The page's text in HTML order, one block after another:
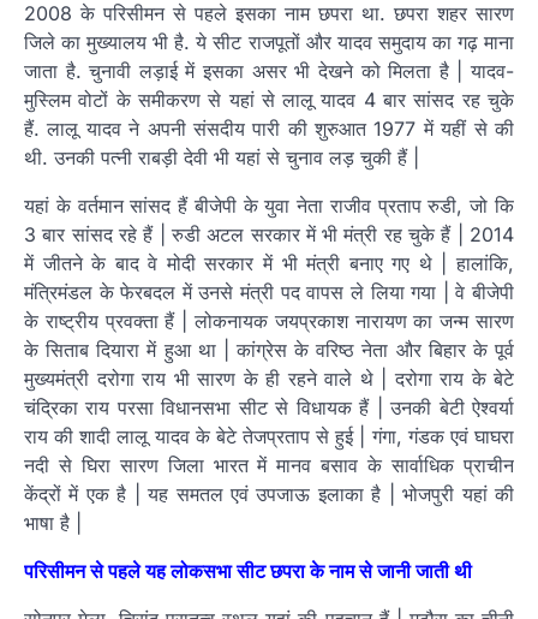
2008 के परिसीमन से पहले इसका नाम छपरा था. छपरा शहर सारण
जिले का मुख्यालय भी है. ये सीट राजपूतों और यादव समुदाय का गढ़ माना
जाता है. चुनावी लड़ाई में इसका असर भी देखने को मिलता है | यादव-
मुस्लिम वोटों के समीकरण से यहां से लालू यादव 4 बार सांसद रह चुके
हैं. लालू यादव ने अपनी संसदीय पारी की शुरुआत 1977 में यहीं से की
थी. उनकी पत्नी राबड़ी देवी भी यहां से चुनाव लड़ चुकी हैं |
यहां के वर्तमान सांसद हैं बीजेपी के युवा नेता राजीव प्रताप रुडी, जो कि
3 बार सांसद रहे हैं | रुडी अटल सरकार में भी मंत्री रह चुके हैं | 2014
में जीतने के बाद वे मोदी सरकार में भी मंत्री बनाए गए थे | हालांकि,
मंत्रिमंडल के फेरबदल में उनसे मंत्री पद वापस ले लिया गया | वे बीजेपी
के राष्ट्रीय प्रवक्ता हैं | लोकनायक जयप्रकाश नारायण का जन्म सारण
के सिताब दियारा में हुआ था | कांग्रेस के वरिष्ठ नेता और बिहार के पूर्व
मुख्यमंत्री दरोगा राय भी सारण के ही रहने वाले थे | दरोगा राय के बेटे
चंद्रिका राय परसा विधानसभा सीट से विधायक हैं | उनकी बेटी ऐश्वर्या
राय की शादी लालू यादव के बेटे तेजप्रताप से हुई | गंगा, गंडक एवं घाघरा
नदी से घिरा सारण जिला भारत में मानव बसाव के सार्वाधिक प्राचीन
केंद्रों में एक है | यह समतल एवं उपजाऊ इलाका है | भोजपुरी यहां की
भाषा है |
परिसीमन से पहले यह लोकसभा सीट छपरा के नाम से जानी जाती थी